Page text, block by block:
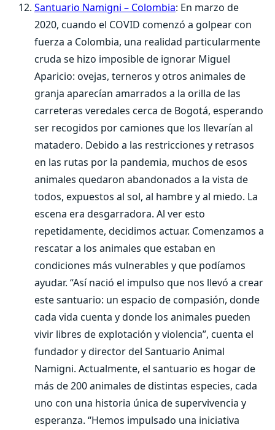
Santuario Namigni – Colombia: En marzo de
2020, cuando el COVID comenzó a golpear con
fuerza a Colombia, una realidad particularmente
cruda se hizo imposible de ignorar Miguel
Aparicio: ovejas, terneros y otros animales de
granja aparecían amarrados a la orilla de las
carreteras veredales cerca de Bogotá, esperando
ser recogidos por camiones que los llevarían al
matadero. Debido a las restricciones y retrasos
en las rutas por la pandemia, muchos de esos
animales quedaron abandonados a la vista de
todos, expuestos al sol, al hambre y al miedo. La
escena era desgarradora. Al ver esto
repetidamente, decidimos actuar. Comenzamos a
rescatar a los animales que estaban en
condiciones más vulnerables y que podíamos
ayudar. “Así nació el impulso que nos llevó a crear
este santuario: un espacio de compasión, donde
cada vida cuenta y donde los animales pueden
vivir libres de explotación y violencia”, cuenta el
fundador y director del Santuario Animal
Namigni. Actualmente, el santuario es hogar de
más de 200 animales de distintas especies, cada
uno con una historia única de supervivencia y
esperanza. “Hemos impulsado una iniciativa